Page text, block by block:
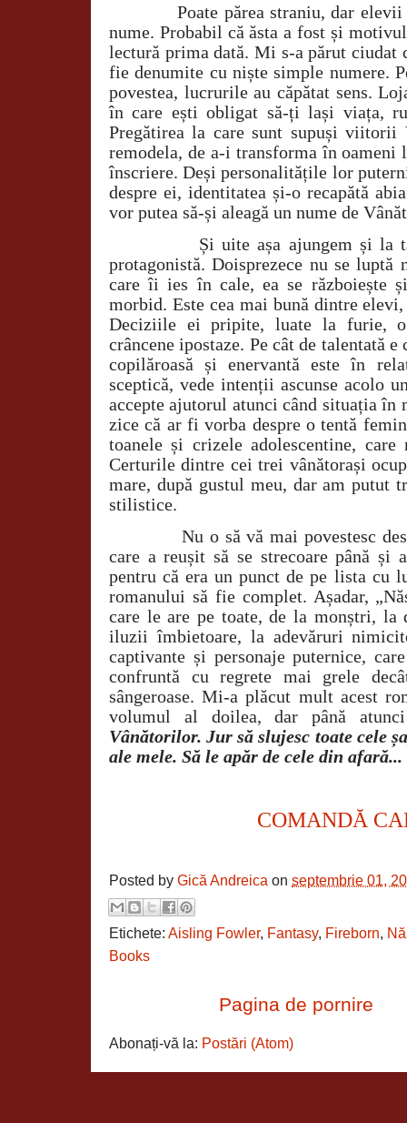
Poate părea straniu, dar
nume. Probabil că ăsta a fost și
lectură prima dată. Mi s-a părut ciudat
fie denumite cu niște simple numere.
povestea, lucrurile au căpătat sens.
în care ești obligat să-ți lași viața,
Pregătirea la care sunt supuși viitorii
remodela, de a-i transforma în
înscriere. Deși personalitățile lor
despre ei, identitatea și-o recapătă
vor putea să-și aleagă un nume de
Și uite așa ajungem și la
protagonistă. Doisprezece nu se
care îi ies în cale, ea se războiește
morbid. Este cea mai bună dintre
Deciziile ei pripite, luate la furie,
crâncene ipostaze. Pe cât de talentată
copilăroasă și enervantă este în
sceptică, vede intenții ascunse acolo
accepte ajutorul atunci când situația în
zice că ar fi vorba despre o tentă
toanele și crizele adolescentine,
Certurile dintre cei trei vânătorași
mare, după gustul meu, dar am putut
stilistice.
Nu o să vă mai povestesc
care a reușit să se strecoare până și
pentru că era un punct de pe lista cu
romanului să fie complet. Așadar,
care le are pe toate, de la monștri, la
iluzii îmbietoare, la adevăruri
captivante și personaje puternice,
confruntă cu regrete mai grele
sângeroase. Mi-a plăcut mult acest
volumul al doilea, dar până
Vânătorilor. Jur să slujesc toate cele
ale mele. Să le apăr de cele din afară...
COMANDĂ
Posted by Gică Andreica on septembrie 01,
Etichete: Aisling Fowler, Fantasy, Fireborn,
Books
Pagina de pornire
Abonați-vă la: Postări (Atom)